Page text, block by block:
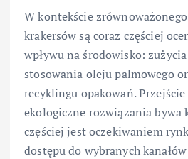
W kontekście
krakersów są coraz częściej
wpływu na środowisko:
stosowania oleju palmowego
recyklingu opakowań.
ekologiczne rozwiązania bywa
częściej jest oczekiwaniem
dostępu do wybranych